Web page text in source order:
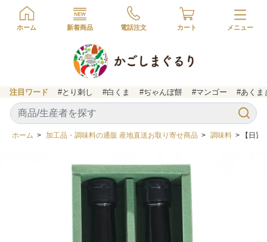
ホーム 新着商品 電話注文 カート
注目ワード #とり刺し #白くま #ぢゃんぼ餅 #マンゴー #あくま
ホーム > 加工品・調味料の通販 産地直送お取り寄せ商品 > 調味料 > 【日置